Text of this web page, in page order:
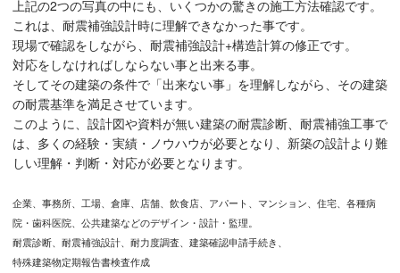
上記の2つの写真の中にも、いくつかの驚きの施工方法確認です。
これは、耐震補強設計時に理解できなかった事です。
現場で確認をしながら、耐震補強設計+構造計算の修正です。
対応をしなければしならない事と出来る事。
そしてその建築の条件で「出来ない事」を理解しながら、その建築
の耐震基準を満足させています。
このように、設計図や資料が無い建築の耐震診断、耐震補強工事で
は、多くの経験・実績・ノウハウが必要となり、新築の設計より難
しい理解・判断・対応が必要となります。
企業、事務所、工場、倉庫、店舗、飲食店、アパート、マンション、住宅、各種病
院・歯科医院、公共建築などのデザイン・設計・監理。
耐震診断、耐震補強設計、耐力度調査、建築確認申請手続き、
特殊建築物定期報告書検査作成